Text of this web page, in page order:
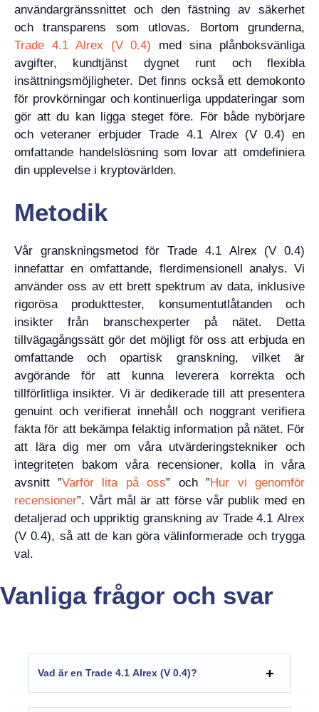
användargränssnittet och den fästning av säkerhet
och transparens som utlovas. Bortom grunderna,
Trade 4.1 Alrex (V 0.4) med sina plånboksvänliga
avgifter, kundtjänst dygnet runt och flexibla
insättningsmöjligheter. Det finns också ett demokonto
för provkörningar och kontinuerliga uppdateringar som
gör att du kan ligga steget före. För både nybörjare
och veteraner erbjuder Trade 4.1 Alrex (V 0.4) en
omfattande handelslösning som lovar att omdefiniera
din upplevelse i kryptovärlden.
Metodik
Vår granskningsmetod för Trade 4.1 Alrex (V 0.4)
innefattar en omfattande, flerdimensionell analys. Vi
använder oss av ett brett spektrum av data, inklusive
rigorösa produkttester, konsumentutlåtanden och
insikter från branschexperter på nätet. Detta
tillvägagångssätt gör det möjligt för oss att erbjuda en
omfattande och opartisk granskning, vilket är
avgörande för att kunna leverera korrekta och
tillförlitliga insikter. Vi är dedikerade till att presentera
genuint och verifierat innehåll och noggrant verifiera
fakta för att bekämpa felaktig information på nätet. För
att lära dig mer om våra utvärderingstekniker och
integriteten bakom våra recensioner, kolla in våra
avsnitt ”Varför lita på oss” och ”Hur vi genomför
recensioner”. Vårt mål är att förse vår publik med en
detaljerad och uppriktig granskning av Trade 4.1 Alrex
(V 0.4), så att de kan göra välinformerade och trygga
val.
Vanliga frågor och svar
Vad är en Trade 4.1 Alrex (V 0.4)?